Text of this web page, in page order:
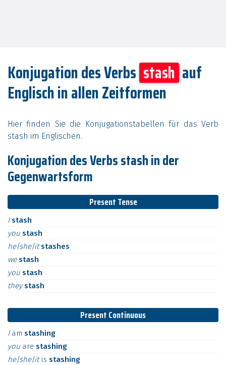
Konjugation des Verbs stash auf
Englisch in allen Zeitformen
Hier finden Sie die Konjugationstabellen für das Verb
stash im Englischen.
Konjugation des Verbs stash in der
Gegenwartsform
Present Tense
Istash
you stash
he|she|itstashes
westash
you stash
theystash
Present Continuous
I am stashing
you are stashing
he|she|itis stashing